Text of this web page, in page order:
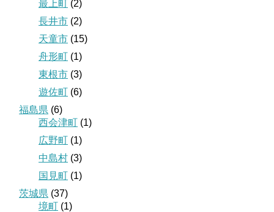
最上町 (2)
長井市 (2)
天童市 (15)
舟形町 (1)
東根市 (3)
遊佐町 (6)
福島県 (6)
西会津町 (1)
広野町 (1)
中島村 (3)
国見町 (1)
茨城県 (37)
境町 (1)